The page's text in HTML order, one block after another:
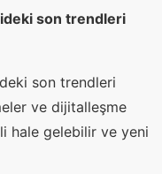
son trendleri
son trendleri
ve dijitalleşme
hale gelebilir ve yeni